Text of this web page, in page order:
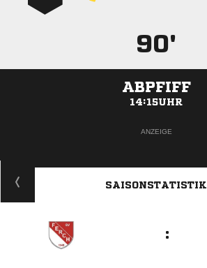
90'
ABPFIFF
14:15UHR
ANZEIGE
SAISONSTATISTIK
: